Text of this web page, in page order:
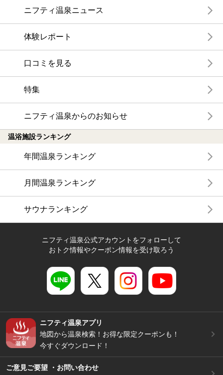
ニフティ温泉ニュース
体験レポート
口コミを見る
特集
ニフティ温泉からのお知らせ
温浴施設ランキング
年間温泉ランキング
月間温泉ランキング
サウナランキング
ニフティ温泉公式アカウントをフォローして
おトク情報やクーポン情報を受け取ろう
ニフティ温泉アプリ
地図から温泉検索！お得な限定クーポンも！
今すぐダウンロード！
ご意見ご要望 ・お問い合わせ